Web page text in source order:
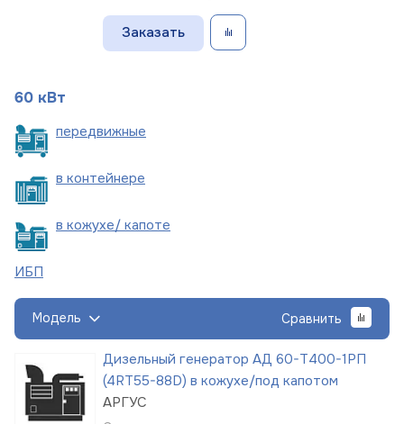
Заказать
60 кВт
передвижные
в контейнере
в кожухе/ капоте
ИБП
Модель Сравнить
Дизельный генератор АД 60-Т400-1РП
(4RT55-88D) в кожухе/под капотом
АРГУС